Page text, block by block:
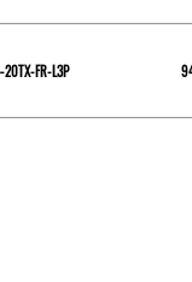
20TX-FR-L3P